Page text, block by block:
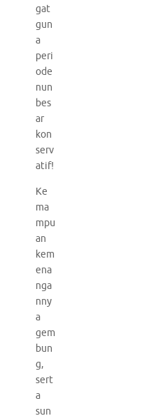
gat
gun
a
peri
ode
nun
bes
ar
kon
serv
atif!
Ke
ma
mpu
an
kem
ena
nga
nny
a
gem
bun
g,
sert
a
sun